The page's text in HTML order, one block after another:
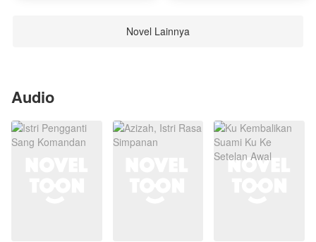
Novel Lainnya
Audio